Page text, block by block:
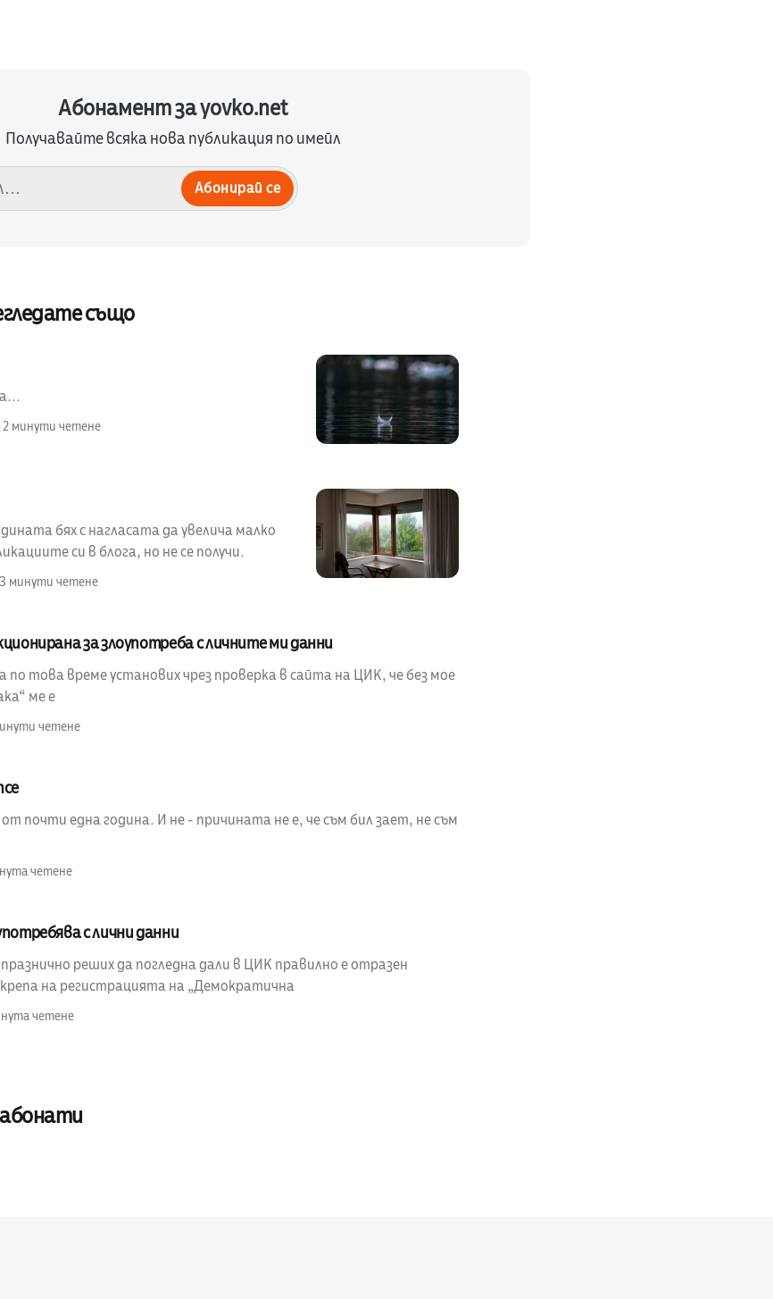
Абонамент за yovko.net
Получавайте всяка нова публикация по имейл
Абонирай се
също
2 минути четене
бях с нагласата да увелича малко
си в блога, но не се получи.
3 минути четене
за злоупотреба с личните ми данни
това време установих чрез проверка в сайта на ЦИК, че без мое
ме е
четене
почти една година. И не - причината не е, че съм бил зает, не съм
четене
с лични данни
реших да погледна дали в ЦИК правилно е отразен
на регистрацията на „Демократична
четене